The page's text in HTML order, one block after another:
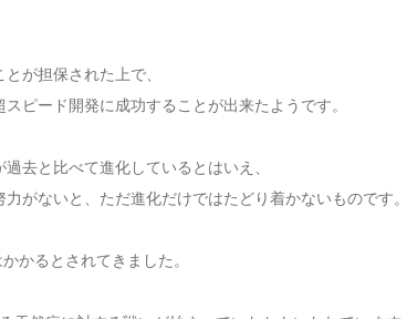
が担保された上で、
ピード開発に成功することが出来たようです。
去と比べて進化しているとはいえ、
がないと、ただ進化だけではたどり着かないものです。
かるとされてきました。